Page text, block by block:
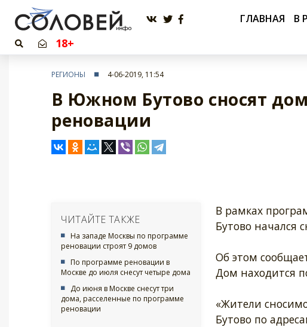
ГЛАВНАЯ В
18+
РЕГИОНЫ 4-06-2019, 11:54
В Южном Бутово сносят
реновации
ЧИТАЙТЕ ТАКЖЕ
На западе Москвы по программе
реновации строят 9 домов
По программе реновации в
Москве до июля снесут четыре дома
До июня в Москве снесут три
дома, расселенные по программе
реновации
В рамках
Бутово начался
Об этом
Дом находится
«Жители
Бутово по